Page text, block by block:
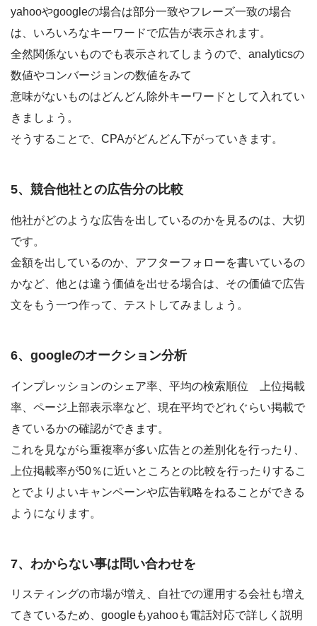
yahooやgoogleの場合は部分一致やフレーズ一致の場合
は、いろいろなキーワードで広告が表示されます。
全然関係ないものでも表示されてしまうので、analyticsの
数値やコンバージョンの数値をみて
意味がないものはどんどん除外キーワードとして入れてい
きましょう。
そうすることで、CPAがどんどん下がっていきます。
5、競合他社との広告分の比較
他社がどのような広告を出しているのかを見るのは、大切
です。
金額を出しているのか、アフターフォローを書いているの
かなど、他とは違う価値を出せる場合は、その価値で広告
文をもう一つ作って、テストしてみましょう。
6、googleのオークション分析
インプレッションのシェア率、平均の検索順位 上位掲載
率、ページ上部表示率など、現在平均でどれぐらい掲載で
きているかの確認ができます。
これを見ながら重複率が多い広告との差別化を行ったり、
上位掲載率が50％に近いところとの比較を行ったりするこ
とでよりよいキャンペーンや広告戦略をねることができる
ようになります。
7、わからない事は問い合わせを
リスティングの市場が増え、自社での運用する会社も増え
てきているため、googleもyahooも電話対応で詳しく説明